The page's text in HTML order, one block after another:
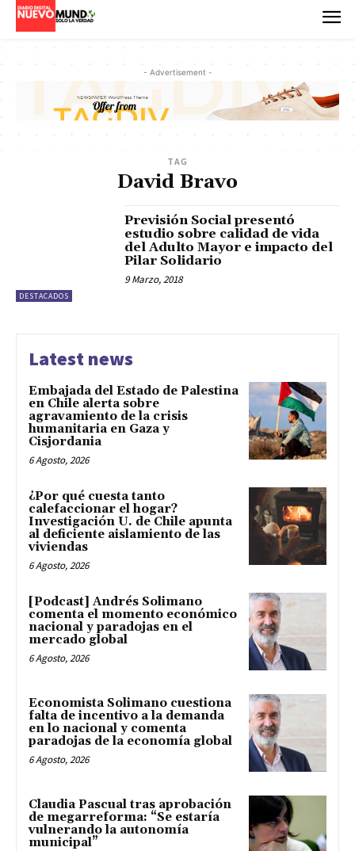
- Advertisement -
TAG
David Bravo
DESTACADOS
Previsión Social presentó
estudio sobre calidad de vida
del Adulto Mayor e impacto del
Pilar Solidario
9 Marzo, 2018
Latest news
Embajada del Estado de Palestina
en Chile alerta sobre
agravamiento de la crisis
humanitaria en Gaza y
Cisjordania
6 Agosto, 2026
¿Por qué cuesta tanto
calefaccionar el hogar?
Investigación U. de Chile apunta
al deficiente aislamiento de las
viviendas
6 Agosto, 2026
[Podcast] Andrés Solimano
comenta el momento económico
nacional y paradojas en el
mercado global
6 Agosto, 2026
Economista Solimano cuestiona
falta de incentivo a la demanda
en lo nacional y comenta
paradojas de la economía global
6 Agosto, 2026
Claudia Pascual tras aprobación
de megarreforma: “Se estaría
vulnerando la autonomía
municipal”